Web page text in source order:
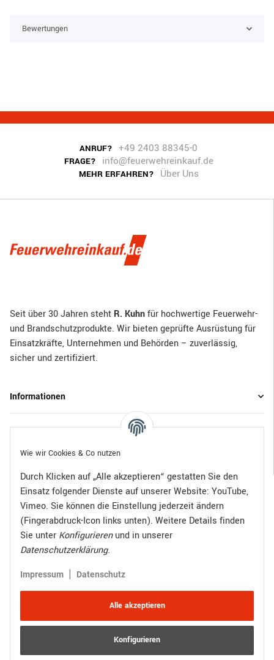
Alle akzeptieren
Konfigurieren
Wie wir Cookies & Co nutzen
Durch Klicken auf „Alle akzeptieren“ gestatten Sie den
Einsatz folgender Dienste auf unserer Website: YouTube,
Vimeo. Sie können die Einstellung jederzeit ändern
(Fingerabdruck-Icon links unten). Weitere Details finden
Sie unter Konfigurierenund in unserer
Datenschutzerklärung.
Impressum Datenschutz
Bewertungen
ANRUF? +49 2403 88345-0
FRAGE? info@feuerwehreinkauf.de
MEHR ERFAHREN? Über Uns
Seit über 30 Jahren steht R. Kuhnfür hochwertige Feuerwehr-
und Brandschutzprodukte. Wir bieten geprüfte Ausrüstung für
Einsatzkräfte, Unternehmen und Behörden – zuverlässig,
sicher und zertifiziert.
Informationen
Gesetzliche Informationen
Bezahlen Sie bequem per:
Zugestellt durch:
Vertrag widerrufen